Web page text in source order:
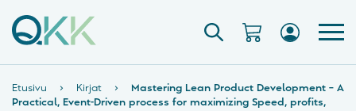
Etusivu › Kirjat ›
Mastering Lean Product Development – A
Practical, Event-Driven process for maximizing Speed, profits,